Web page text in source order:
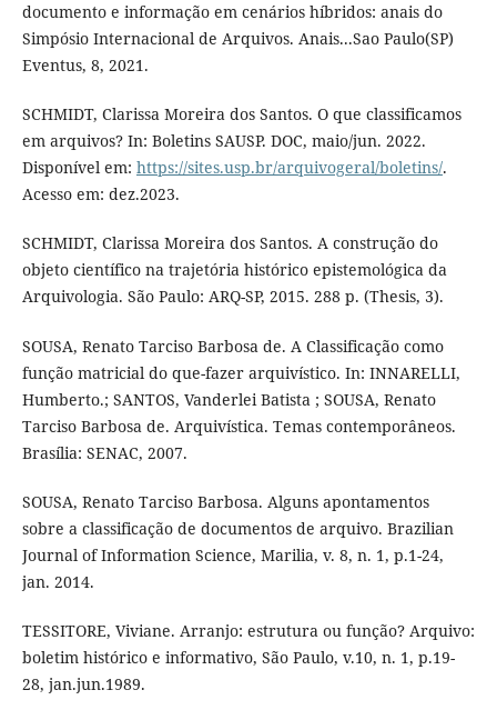
documento e informação em cenários híbridos: anais do
Simpósio Internacional de Arquivos. Anais...Sao Paulo(SP)
Eventus, 8, 2021.
SCHMIDT, Clarissa Moreira dos Santos. O que classificamos
em arquivos? In: Boletins SAUSP. DOC, maio/jun. 2022.
Disponível em: https://sites.usp.br/arquivogeral/boletins/.
Acesso em: dez.2023.
SCHMIDT, Clarissa Moreira dos Santos. A construção do
objeto científico na trajetória histórico epistemológica da
Arquivologia. São Paulo: ARQ-SP, 2015. 288 p. (Thesis, 3).
SOUSA, Renato Tarciso Barbosa de. A Classificação como
função matricial do que-fazer arquivístico. In: INNARELLI,
Humberto.; SANTOS, Vanderlei Batista ; SOUSA, Renato
Tarciso Barbosa de. Arquivística. Temas contemporâneos.
Brasília: SENAC, 2007.
SOUSA, Renato Tarciso Barbosa. Alguns apontamentos
sobre a classificação de documentos de arquivo. Brazilian
Journal of Information Science, Marilia, v. 8, n. 1, p.1-24,
jan. 2014.
TESSITORE, Viviane. Arranjo: estrutura ou função? Arquivo:
boletim histórico e informativo, São Paulo, v.10, n. 1, p.19-
28, jan.jun.1989.